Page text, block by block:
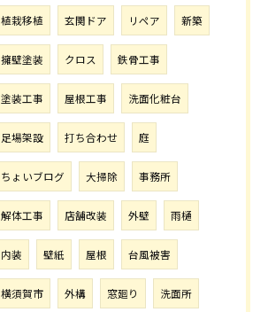
植栽移植 玄関ドア リペア 新築
擁壁塗装 クロス 鉄骨工事
塗装工事 屋根工事 洗面化粧台
足場架設 打ち合わせ 庭
ちょいブログ 大掃除 事務所
解体工事 店舗改装 外壁 雨樋
内装 壁紙 屋根 台風被害
横須賀市 外構 窓廻り 洗面所